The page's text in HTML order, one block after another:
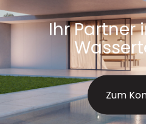
Ihr Partner
Zum